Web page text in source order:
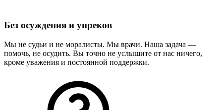
Без осуждения и упреков
Мы не судьи и не моралисты. Мы врачи. Наша задача —
помочь, не осудить. Вы точно не услышите от нас ничего,
кроме уважения и постоянной поддержки.